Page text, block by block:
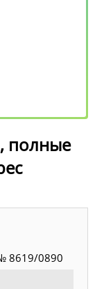
полные
8619/0890